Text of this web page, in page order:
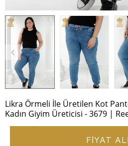
Likra Örmeli İle Üretilen Kot
Kadın Giyim Üreticisi - 3679 |
FİYAT